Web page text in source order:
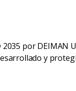
por DEIMAN
y